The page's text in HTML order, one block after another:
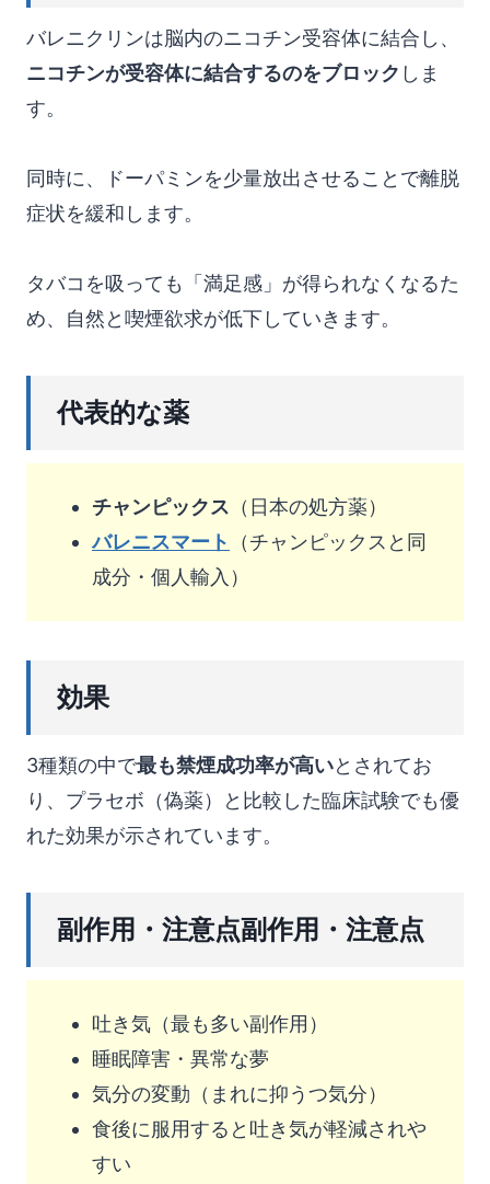
バレニクリンは脳内のニコチン受容体に結合し、
ニコチンが受容体に結合するのをブロック しま
す。
同時に、ドーパミンを少量放出させることで離脱
症状を緩和します。
タバコを吸っても「満足感」が得られなくなるた
め、自然と喫煙欲求が低下していきます。
代表的な薬
チャンピックス （日本の処方薬）
バレニスマート
（チャンピックスと同
成分・個人輸入）
効果
3種類の中で最も禁煙成功率が高いとされてお
り、プラセボ（偽薬）と比較した臨床試験でも優
れた効果が示されています。
副作用・注意点副作用・注意点
吐き気（最も多い副作用）
睡眠障害・異常な夢
気分の変動（まれに抑うつ気分）
食後に服用すると吐き気が軽減されや
すい